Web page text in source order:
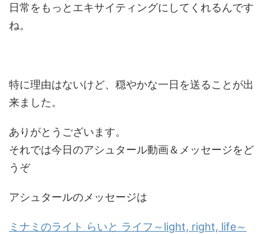
日常をもっとエキサイティングにしてくれるんです
ね。
特に理由はないけど、穏やかな一日を送ることが出
来ました。
ありがとうございます。
それでは今日のアシュタール動画＆メッセージをど
うぞ
アシュタールのメッセージは
ミナミのライト らいと ライフ～light, right, life～